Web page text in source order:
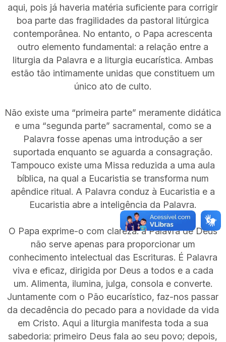
aqui, pois já haveria matéria suficiente para corrigir
boa parte das fragilidades da pastoral litúrgica
contemporânea. No entanto, o Papa acrescenta
outro elemento fundamental: a relação entre a
liturgia da Palavra e a liturgia eucarística. Ambas
estão tão intimamente unidas que constituem um
único ato de culto.
Não existe uma “primeira parte” meramente didática
e uma “segunda parte” sacramental, como se a
Palavra fosse apenas uma introdução a ser
suportada enquanto se aguarda a consagração.
Tampouco existe uma Missa reduzida a uma aula
bíblica, na qual a Eucaristia se transforma num
apêndice ritual. A Palavra conduz à Eucaristia e a
Eucaristia abre a inteligência da Palavra.
O Papa exprime-o com clareza: a Palavra de Deus
não serve apenas para proporcionar um
conhecimento intelectual das Escrituras. É Palavra
viva e eficaz, dirigida por Deus a todos e a cada
um. Alimenta, ilumina, julga, consola e converte.
Juntamente com o Pão eucarístico, faz-nos passar
da decadência do pecado para a novidade da vida
em Cristo. Aqui a liturgia manifesta toda a sua
sabedoria: primeiro Deus fala ao seu povo; depois,